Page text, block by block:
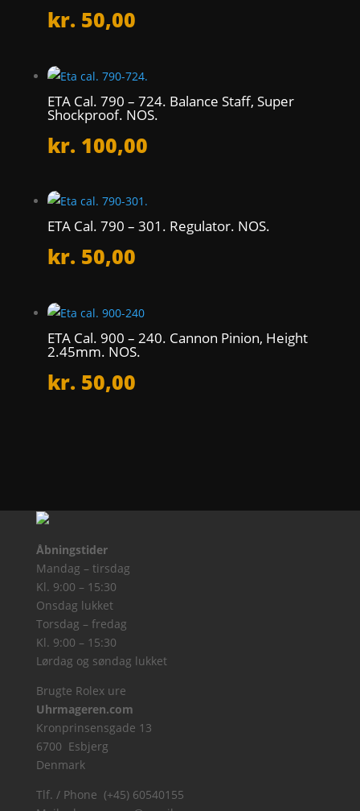
kr. 50,00
ETA Cal. 790 – 724. Balance Staff, Super
Shockproof. NOS.
kr. 100,00
ETA Cal. 790 – 301. Regulator. NOS.
kr. 50,00
ETA Cal. 900 – 240. Cannon Pinion, Height
2.45mm. NOS.
kr. 50,00
Åbningstider
Mandag – tirsdag
Kl. 9:00 – 15:30
Onsdag lukket
Torsdag – fredag
Kl. 9:00 – 15:30
Lørdag og søndag lukket
Brugte Rolex ure
Uhrmageren.com
Kronprinsensgade 13
6700 Esbjerg
Denmark
Tlf. / Phone (+45) 60540155